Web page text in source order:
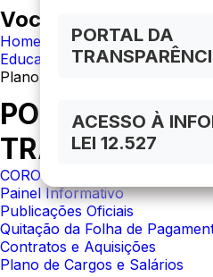
PORTAL DA
ACESSO À
LEI 12.527
Você está
Home
Educação
Plano Municipal de Educação
PORTAL DA
CORONAVÍRUS
Painel Informativo
Publicações Oficiais
Quitação da Folha de
Contratos e Aquisições
Plano de Cargos e Salários